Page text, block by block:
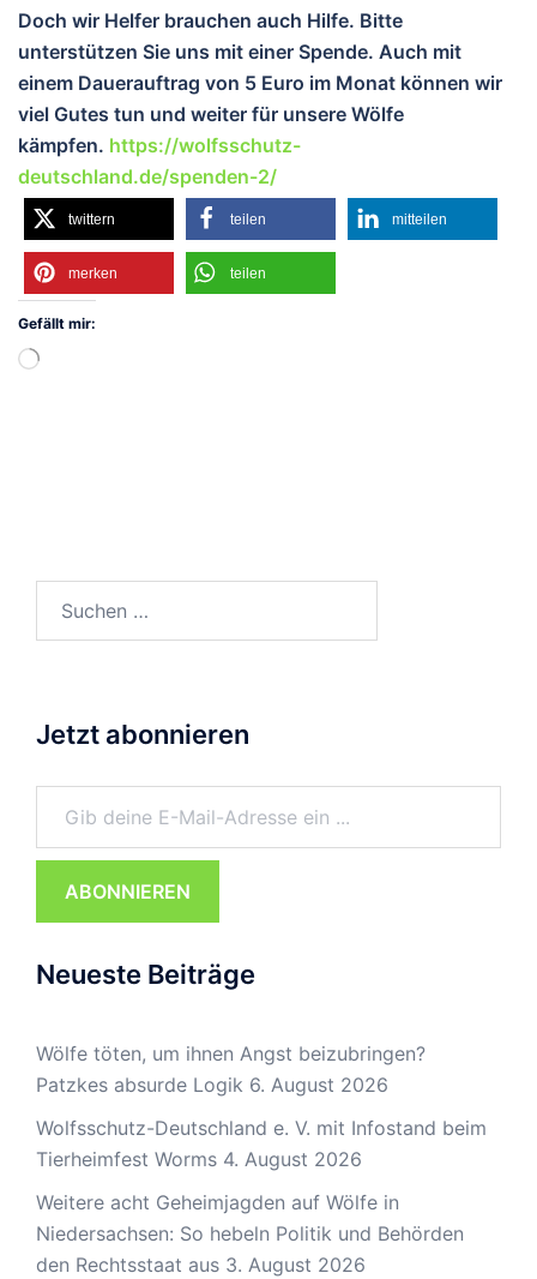
Doch wir Helfer brauchen auch Hilfe. Bitte
unterstützen Sie uns mit einer Spende. Auch mit
einem Dauerauftrag von 5 Euro im Monat können wir
viel Gutes tun und weiter für unsere Wölfe
kämpfen. https://wolfsschutz-
deutschland.de/spenden-2/
twittern teilen mitteilen
merken teilen
Gefällt mir:
Wird
Jetzt abonnieren
Gib deine E-Mail-Adresse ein ...
ABONNIEREN
Neueste Beiträge
Wölfe töten, um ihnen Angst beizubringen?
Patzkes absurde Logik 6. August 2026
Wolfsschutz-Deutschland e. V. mit Infostand beim
Tierheimfest Worms 4. August 2026
Weitere acht Geheimjagden auf Wölfe in
Niedersachsen: So hebeln Politik und Behörden
den Rechtsstaat aus 3. August 2026